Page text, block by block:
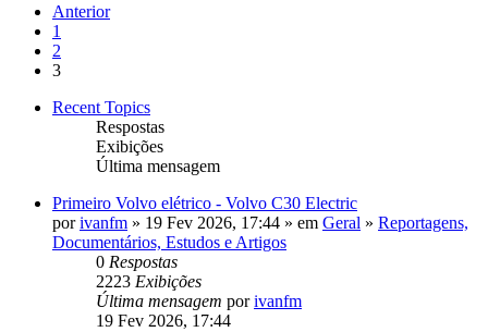
Anterior
1
2
3
Recent Topics
Respostas
Exibições
Última mensagem
Primeiro Volvo elétrico - Volvo C30 Electric
porivanfm » 19 Fev 2026, 17:44 » em Geral » Reportagens,
Documentários, Estudos e Artigos
0 Respostas
2223 Exibições
Última mensagem porivanfm
19 Fev 2026, 17:44